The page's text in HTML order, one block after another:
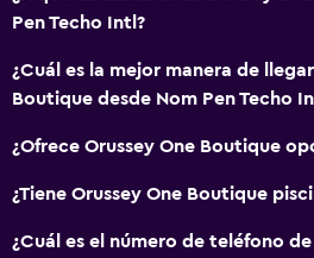
Pen Techo Intl?
¿Cuál es la mejor manera de
Boutique desde Nom Pen Techo
¿Ofrece Orussey One Boutique
¿Tiene Orussey One Boutique
¿Cuál es el número de teléfono de